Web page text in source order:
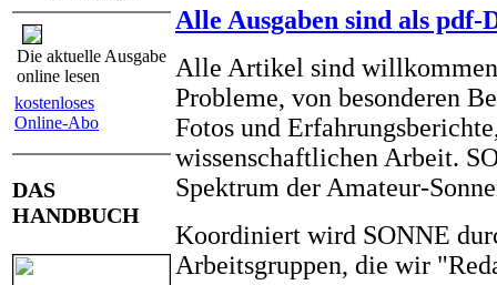
Die aktuelle Ausgabe
online lesen
kostenloses
Online-Abo
DAS
HANDBUCH
Alle Ausgaben sind als
Alle Artikel sind
Probleme, von besonderen
Fotos und
wissenschaftlichen Arbeit.
Spektrum der Amateur-
Koordiniert wird SONNE
Arbeitsgruppen, die wir